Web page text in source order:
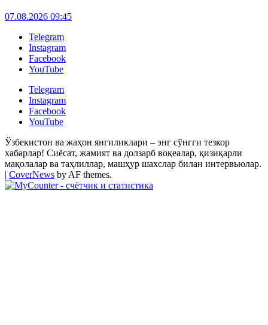
07.08.2026 09:45
Telegram
Instagram
Facebook
YouTube
Telegram
Instagram
Facebook
YouTube
Ўзбекистон ва жаҳон янгиликлари – энг сўнгги тезкор
хабарлар! Сиёсат, жамият ва долзарб воқеалар, қизиқарли
мақолалар ва таҳлиллар, машҳур шахслар билан интервьюлар.
| CoverNews by AF themes.